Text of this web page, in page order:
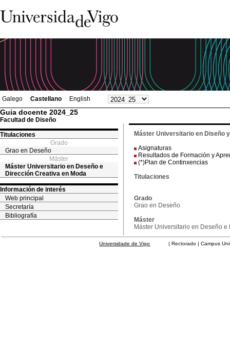
Galego Castellano English
Guia docente 2024_25
Facultad de Diseño
Titulaciones
Grado
Grao en Deseño
Máster
Máster Universitario en Deseño e
Dirección Creativa en Moda
Información de interés
Web principal
Secretaría
Bibliografía
Máster Universitario en Diseño
Asignaturas
Resultados de Formación y
(*)Plan de Continxencias
Titulaciones
Grado
Grao en Deseño
Máster
Máster Universitario en Deseño
Universidade de Vigo | Rectorado | Campus